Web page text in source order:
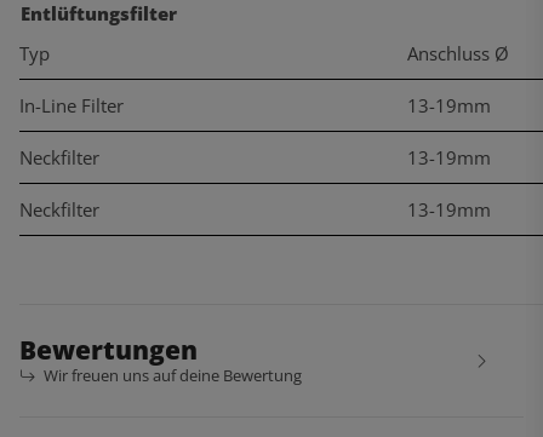
Entlüftungsfilter
Typ
Anschluss Ø
In-Line Filter 13-19mm
Neckfilter 13-19mm
Neckfilter 13-19mm
Bewertungen
Wir freuen uns auf deine Bewertung